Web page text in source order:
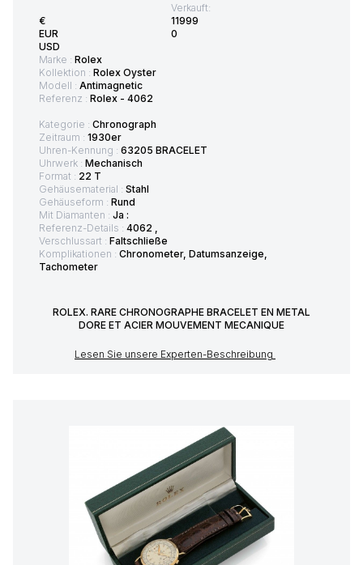
€
EUR
USD
Verkauft:
11999
0
Marke : Rolex
Kollektion : Rolex Oyster
Modell : Antimagnetic
Referenz : Rolex - 4062
Kategorie : Chronograph
Zeitraum : 1930er
Uhren-Kennung : 63205 BRACELET
Uhrwerk : Mechanisch
Format : 22 T
Gehäusematerial : Stahl
Gehäuseform : Rund
Mit Diamanten : Ja :
Referenz-Details : 4062 ,
Verschlussart : Faltschließe
Komplikationen : Chronometer, Datumsanzeige,
Tachometer
ROLEX. RARE CHRONOGRAPHE BRACELET EN METAL
DORE ET ACIER MOUVEMENT MECANIQUE
Lesen Sie unsere Experten-Beschreibung